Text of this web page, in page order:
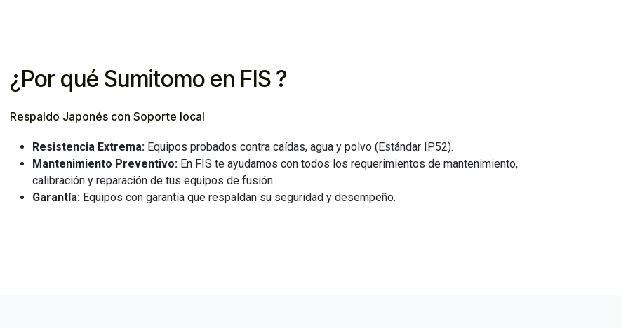
¿Por qué Sumitomo en FIS ?
Respaldo Japonés con Soporte local
Resistencia Extrema: Equipos probados contra caídas, agua y polvo (Estándar IP52).
Mantenimiento Preventivo: En FIS te ayudamos con todos los requerimientos de mantenimiento,
calibración y reparación de tus equipos de fusión.
Garantía: Equipos con garantía que respaldan su seguridad y desempeño.